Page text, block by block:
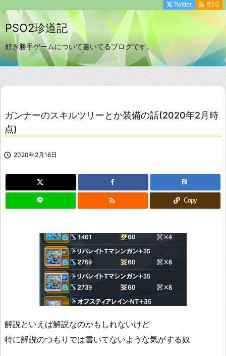
PSO2珍道記
好き勝手ゲームについて書いてるブログです。
Twitter  RSS
ガンナーのスキルツリーとか装備の話(2020年2月時
点)
 2020年2月16日
B!
 Copy
解説といえば解説なのかもしれないけど
特に解説のつもりでは書いてないような気がする奴